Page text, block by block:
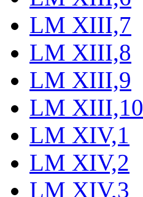
LM XIII,7
LM XIII,8
LM XIII,9
LM XIII,10
LM XIV,1
LM XIV,2
LM XIV,3